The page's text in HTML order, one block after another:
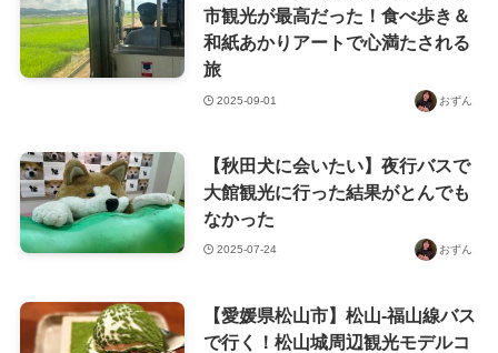
市観光が最高だった！食べ歩き＆
和紙あかりアートで心満たされる
旅
2025-09-01 おずん
【秋田犬に会いたい】夜行バスで
大館観光に行った結果がとんでも
なかった
2025-07-24 おずん
【愛媛県松山市】松山-福山線バス
で行く！松山城周辺観光モデルコ